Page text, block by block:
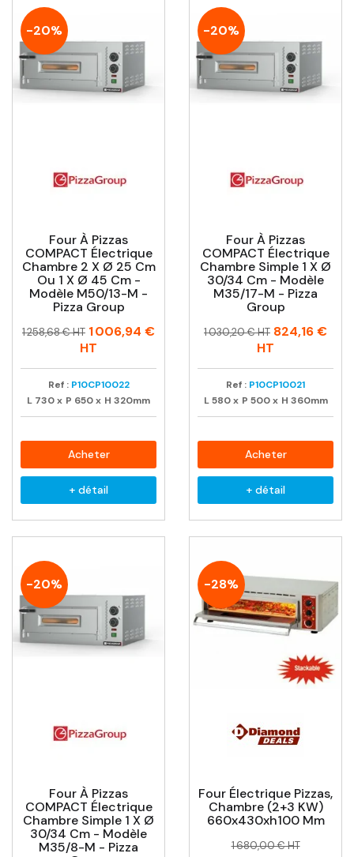
-20%
Four À Pizzas
COMPACT Électrique
Chambre 2 X Ø 25 Cm
Ou 1 X Ø 45 Cm -
Modèle M50/13-M -
Pizza Group
Prix
Prix
1 258,68 € HT 1 006,94 €
HT
Ref : P10CP10022
L 730x P 650x H 320mm
Acheter
+ détail
-20%
Four À Pizzas
COMPACT Électrique
Chambre Simple 1 X Ø
30/34 Cm - Modèle
M35/17-M - Pizza
Group
Prix
Prix
1 030,20 € HT 824,16 €
HT
Ref : P10CP10021
L 580 x P 500 x H 360mm
Acheter
+ détail
-20%
Four À Pizzas
COMPACT Électrique
Chambre Simple 1 X Ø
30/34 Cm - Modèle
M35/8-M - Pizza
-28%
Four Électrique Pizzas,
Chambre (2+3 KW)
660x430xh100 Mm
Prix
Prix
1 680,00 € HT